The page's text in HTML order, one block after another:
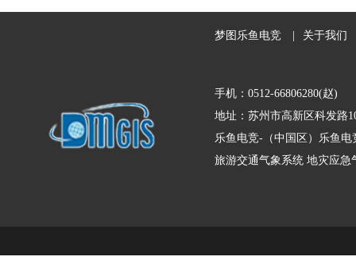
梦图乐鱼电竞 关于我们
手机：0512-66806280(赵)
地址：苏州市高新区科发路
乐鱼电竞-（中国区）乐鱼
旅游交通气象系统 地灾应急